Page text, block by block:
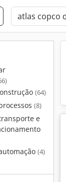
(64)
(8)
e
(4)